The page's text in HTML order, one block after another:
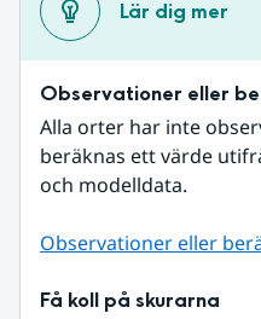
Lär dig mer
Observationer eller
Alla orter har inte
beräknas ett värde
och modelldata.
Observationer eller
Få koll på skurarna